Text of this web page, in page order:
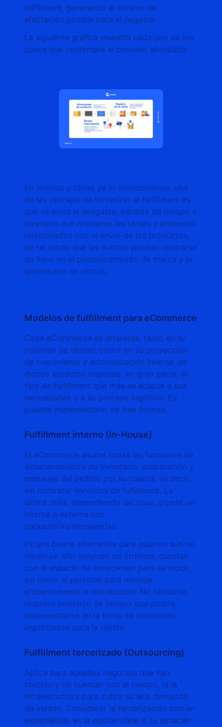
fulfillment, generando el mínimo de
afectación posible para el negocio.
La siguiente gráfica muestra cada uno de los
pasos que contempla el proceso abordado:
En síntesis y como ya lo mencionamos, una
de las ventajas de tercerizar el fulfillment es
que se evita el desgaste, pérdida de tiempo e
inversión que requieren las tareas y procesos
relacionados con el envío de los productos,
de tal modo que las marcas puedan centrarse
de lleno en el posicionamiento de marca y la
generación de ventas.
Modelos de fulfillment para eCommerce
Cada eCommerce es diferente, tanto en su
volumen de ventas, como en su proyección
de crecimiento y administración interna; de
dichos aspectos depende, en gran parte, el
tipo de fulfillment que más se adapte a sus
necesidades y a su proceso logístico. Es
posible implementarlo de tres formas:
Fulfillment interno (In-House)
El eCommerce asume todas las funciones de
almacenamiento de inventario, preparación y
embalaje del pedido por su cuenta, es decir,
sin contratar servicios de fulfillment. La
última milla, dependiendo del caso, puede ser
interna o externa con
paqueterías/mensajerías.
Es una buena alternativa para quienes aún no
tienen un alto volumen de órdenes, cuentan
con el espacio de almacenaje para su stock,
así como el personal para manejar
eficientemente la distribución. No obstante,
requiere inversión de tiempo que podría
implementarse en la toma de decisiones
importantes para la tienda.
Fulfillment tercerizado (Outsourcing)
Aplica para aquellos negocios que han
crecido y no cuentan con el tiempo, ni la
infraestructura para cubrir su alta demanda
de ventas. Considerar la tercerización con un
especialista, es la opción ideal si tu almacén